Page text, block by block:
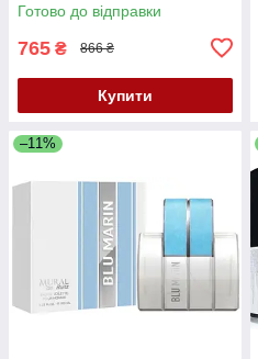
Готово до відправки
765 ₴ 866 ₴
Купити
–11%